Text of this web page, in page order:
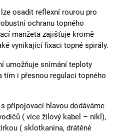
osadit reflexní rourou pro
ochranu topného
manžeta zajišťuje kromě
vynikající fixaci topné spirály.
umožňuje snímání teploty
tím i přesnou regulaci topného
připojovací hlavou dodáváme
( více žilový kabel – nikl),
( sklotkanina, drátěné